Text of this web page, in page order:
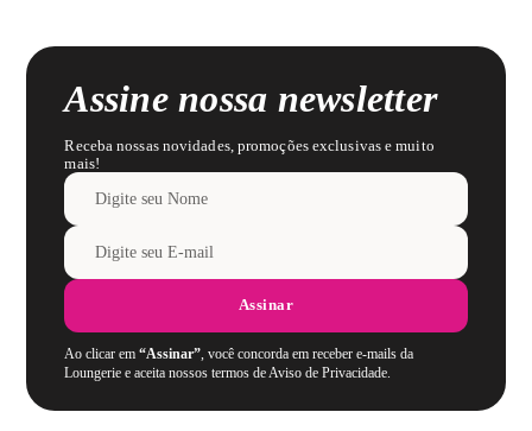
Assine nossa newsletter
Receba nossas novidades, promoções exclusivas e muito
mais!
Assinar
Ao clicar em“Assinar”, você concorda em receber e-mails da
Loungerie e aceita nossos termos de Aviso de Privacidade.